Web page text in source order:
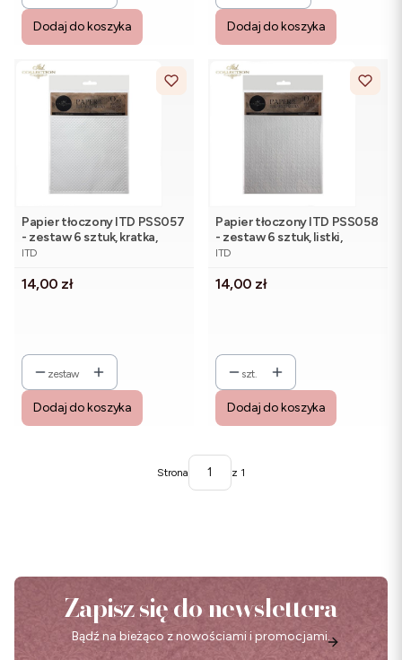
Dodaj do koszyka Dodaj do koszyka
Papier tłoczony ITD PSS057
- zestaw 6 sztuk, kratka,
szachownica
PRODUCENT
ITD
Cena
14,00 zł
zestaw
Dodaj do koszyka
Papier tłoczony ITD PSS058
- zestaw 6 sztuk, listki,
roślinna wić
PRODUCENT
ITD
Cena
14,00 zł
szt.
Dodaj do koszyka
Strona z 1
Zapisz się do newslettera
Bądź na bieżąco z nowościami i promocjami.